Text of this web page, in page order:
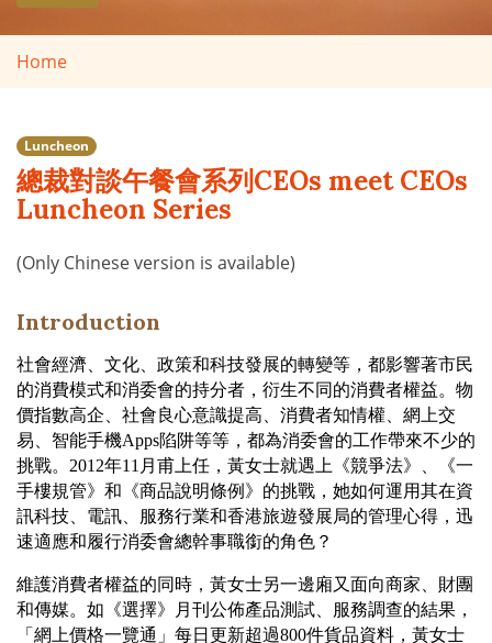
Home
Luncheon
總裁對談午餐會系列CEOs meet CEOs
Luncheon Series
(Only Chinese version is available)
Introduction
社會經濟、文化、政策和科技發展的轉變等，都影響著市民
的消費模式和消委會的持分者，衍生不同的消費者權益。物
價指數高企、社會良心意識提高、消費者知情權、網上交
易、智能手機Apps陷阱等等，都為消委會的工作帶來不少的
挑戰。 2012年11 月甫上任，黃女士就遇上《競爭法》、《一
手樓規管》和《商品說明條例》的挑戰，她如何運用其在資
訊科技、電訊、服務行業和香港旅遊發展局的管理心得，迅
速適應和履行消委會總幹事職銜的角色？
維護消費者權益的同時，黃女士另一邊廂又面向商家、財團
和傳媒。如《選擇》月刊公佈產品測試、服務調查的結果，
「網上價格一覽通」每日更新超過800件貨品資料，黃女士